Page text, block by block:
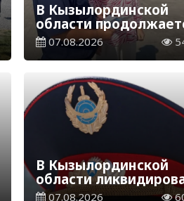
В Кызылординской
области
экологическая акция
«Таза Қазақстан»
07.08.2026
В Кызылординской
области
группа нелегальных
07.08.2026